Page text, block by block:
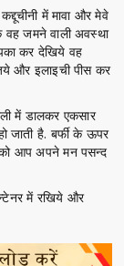
में मावा और मेवे
जमने वाली अवस्था
कर देखिये वह
और इलाइची पीस कर
में डालकर एकसार
जाती है. बर्फी के ऊपर
को आप अपने मन पसन्द
में रखिये और